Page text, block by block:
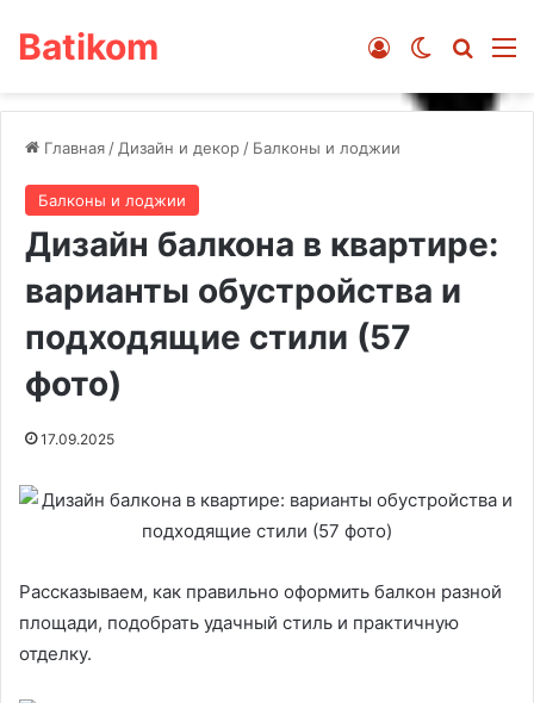
Batikom Switch skin
Войти
Главная / Дизайн и декор / Балконы и лоджии
Балконы и лоджии
Дизайн балкона в квартире:
варианты обустройства и
подходящие стили (57
фото)
17.09.2025
Рассказываем, как правильно оформить балкон разной
площади, подобрать удачный стиль и практичную
отделку.